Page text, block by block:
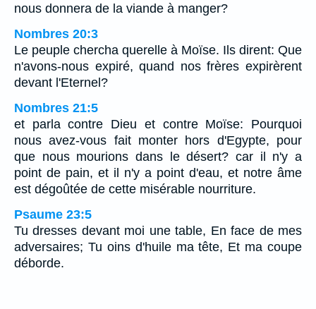
nous donnera de la viande à manger?
Nombres 20:3
Le peuple chercha querelle à Moïse. Ils dirent: Que
n'avons-nous expiré, quand nos frères expirèrent
devant l'Eternel?
Nombres 21:5
et parla contre Dieu et contre Moïse: Pourquoi
nous avez-vous fait monter hors d'Egypte, pour
que nous mourions dans le désert? car il n'y a
point de pain, et il n'y a point d'eau, et notre âme
est dégoûtée de cette misérable nourriture.
Psaume 23:5
Tu dresses devant moi une table, En face de mes
adversaires; Tu oins d'huile ma tête, Et ma coupe
déborde.